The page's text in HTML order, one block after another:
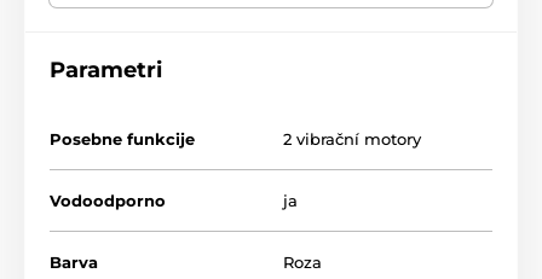
Stimulacija klitorisa
Draženje mod
Od predigre do vrhunca. Bradavice, stimulacija
klitorisa, G-točka.
Parametri
Posebne funkcije 2 vibrační motory
Vodoodporno ja
Barva Roza